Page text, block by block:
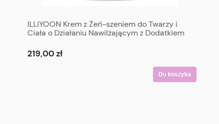
ILLIYOON Krem z Żeń-szeniem do Twarzy i
Ciała o Działaniu Nawilżającym z Dodatkiem
Ato Concentrate Cream 500 ml
219,00 zł
Do koszyka